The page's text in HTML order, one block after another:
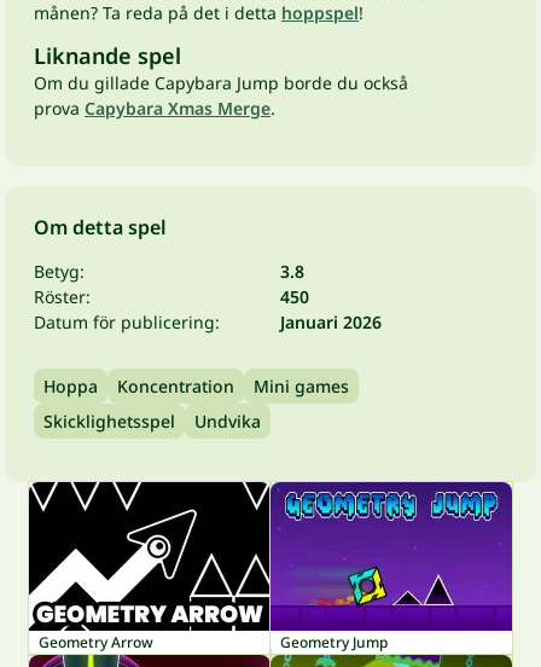
månen? Ta reda på det i detta hoppspel!
Liknande spel
Om du gillade Capybara Jump borde du också
prova Capybara Xmas Merge.
Om detta spel
Betyg:
3.8
Röster:
450
Datum för publicering:
Januari 2026
Hoppa Koncentration
Mini games
Skicklighetsspel
Undvika
Geometry Arrow Geometry Jump